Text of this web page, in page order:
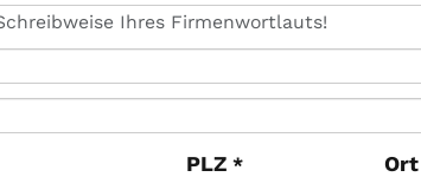
Ihres Firmenwortlauts!
PLZ*